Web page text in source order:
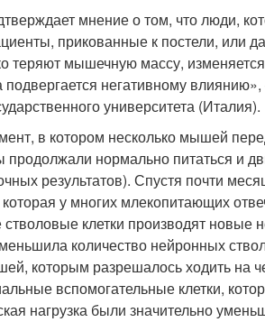
мнение о том, что люди,
прикованные к постели, или
теряют мышечную массу,
негативному
университета (Италия).
в котором несколько мышей
продолжали нормально питаться и
результатов). Спустя почти
у многих млекопитающих
клетки производят новые
количество нейронных
которым разрешалось ходить на
вспомогательные клетки,
нагрузка были значительно